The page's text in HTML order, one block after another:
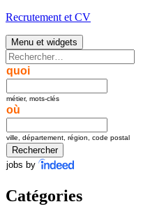
Aller
contenu
Recrutement et CV
Menu et widgets
Rechercher :
quoi
métier, mots-clés
où
ville, département, région, code postal
jobs by
Catégories